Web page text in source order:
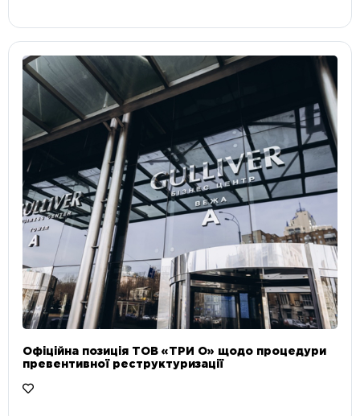
Офіційна позиція ТОВ «ТРИ О» щодо процедури
превентивної реструктуризації